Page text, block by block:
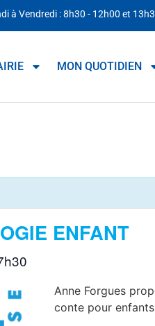
à Vendredi : 8h30 - 12h00 et
MON QUOTIDIEN
ENFANT
Anne Forgues
conte pour